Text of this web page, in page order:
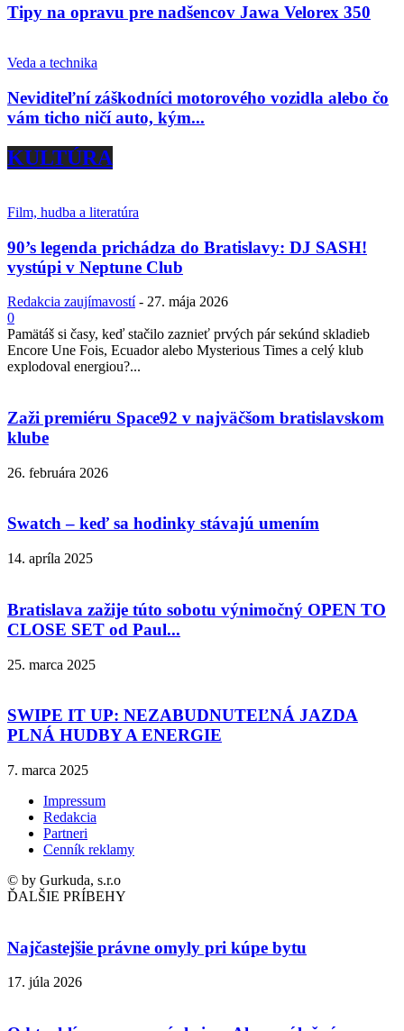
Tipy na opravu pre nadšencov Jawa Velorex 350
Veda a technika
Neviditeľní záškodníci motorového vozidla alebo čo
vám ticho ničí auto, kým...
KULTÚRA
Film, hudba a literatúra
90’s legenda prichádza do Bratislavy: DJ SASH!
vystúpi v Neptune Club
Redakcia zaujímavostí - 27. mája 2026
0
Pamätáš si časy, keď stačilo zaznieť prvých pár sekúnd skladieb
Encore Une Fois, Ecuador alebo Mysterious Times a celý klub
explodoval energiou?...
Zaži premiéru Space92 v najväčšom bratislavskom
klube
26. februára 2026
Swatch – keď sa hodinky stávajú umením
14. apríla 2025
Bratislava zažije túto sobotu výnimočný OPEN TO
CLOSE SET od Paul...
25. marca 2025
SWIPE IT UP: NEZABUDNUTEĽNÁ JAZDA
PLNÁ HUDBY A ENERGIE
7. marca 2025
Impressum
Redakcia
Partneri
Cenník reklamy
© by Gurkuda, s.r.o
ĎALŠIE PRÍBEHY
Najčastejšie právne omyly pri kúpe bytu
17. júla 2026